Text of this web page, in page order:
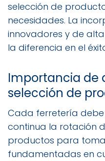
selección de
necesidades. La
innovadores y de
la diferencia en el
Importancia de
selección de
Cada ferretería
continua la rotación
productos para
fundamentadas en